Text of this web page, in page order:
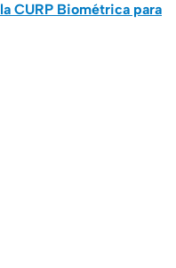
CURP Biométrica para